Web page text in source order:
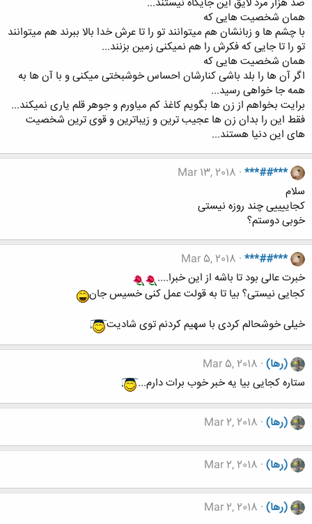
همان شخصیت هایی که
با چشم ها و زبانشان هم میتوانند تو را تا عرش خدا بالا ببرند هم‌ میتوانند
تو را تا جایی که فکرش را هم نمیکنی زمین بزنند...
همان شخصیت هایی که
اگر آن ها را بلد باشی کنارشان احساس خوشبختی میکنی و با آن ها به
همه جا خواهی رسید...
برایت بخواهم از زن ها بگویم کاغذ کم میاورم‌ و جوهر قلم یاری نمیکند...
فقط این را بدان زن ها عجیب ترین و زیباترین و قوی ترین شخصیت
های این دنیا هستند...
***##***
Mar 13, 2018
سلام
کجاییییی چند روزه نیستی
خوبی دوستم؟
***##***
Mar 5, 2018
خبرت عالی بود تا باشه از این خبرا....
کجایی نیستی؟ بیا تا به قولت عمل کنی خسیس جان
خیلی خوشحالم کردی با سهیم کردنم توی شادیت
(رها) Mar 5, 2018
ستاره کجایی بیا یه خبر خوب برات دارم...
(رها) Mar 2, 2018
(رها) Mar 2, 2018
(رها) Mar 2, 2018